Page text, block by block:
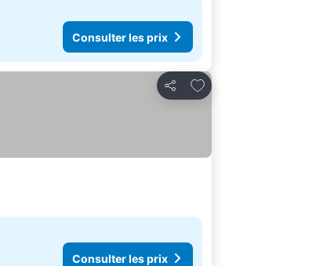
Consulter les prix
Partager
Ajouter à mes favoris
Consulter les prix